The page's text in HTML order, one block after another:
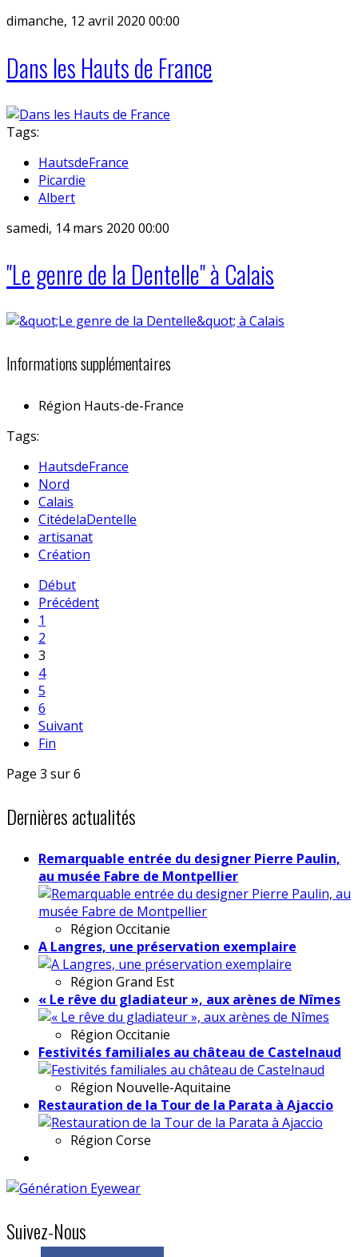
dimanche, 12 avril 2020 00:00
Dans les Hauts de France
Tags:
HautsdeFrance
Picardie
Albert
samedi, 14 mars 2020 00:00
"Le genre de la Dentelle" à Calais
Informations supplémentaires
Région Hauts-de-France
Tags:
HautsdeFrance
Nord
Calais
CitédelaDentelle
artisanat
Création
Début
Précédent
1
2
3
4
5
6
Suivant
Fin
Page 3 sur 6
Dernières actualités
Remarquable entrée du designer Pierre Paulin,
au musée Fabre de Montpellier
Région Occitanie
A Langres, une préservation exemplaire
Région Grand Est
« Le rêve du gladiateur », aux arènes de Nîmes
Région Occitanie
Festivités familiales au château de Castelnaud
Région Nouvelle-Aquitaine
Restauration de la Tour de la Parata à Ajaccio
Région Corse
Suivez-Nous